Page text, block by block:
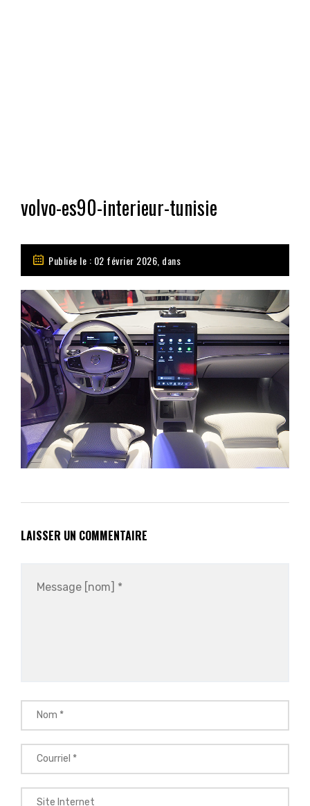
volvo-es90-interieur-tunisie
Publiée le : 02 février 2026, dans
LAISSER UN COMMENTAIRE